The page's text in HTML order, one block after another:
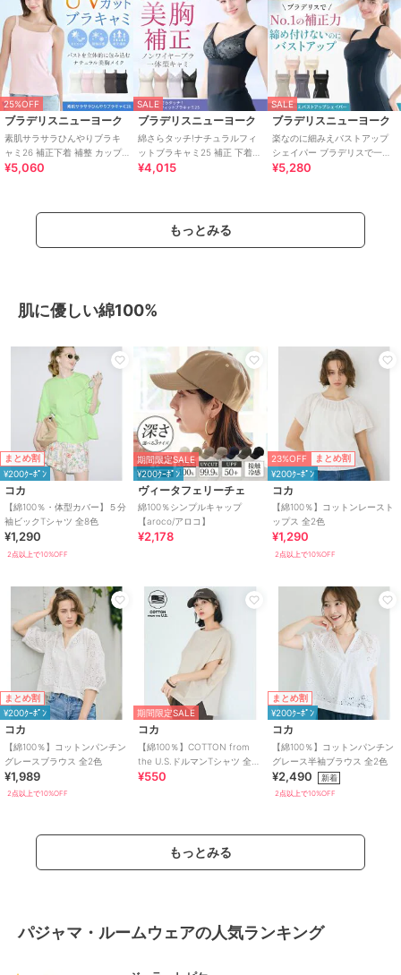
25%OFF
ブラデリスニューヨーク
素肌サラサラひんやりブラキ
ャミ26 補正下着 補整 カップ
付き ブラトップ
¥5,060
SALE
ブラデリスニューヨーク
綿さらタッチ!ナチュラルフィ
ットブラキャミ25 補正 下着
カップ付き ブラトップ ブラデ
¥4,015
SALE
ブラデリスニューヨーク
楽なのに細みえバストアップ
シェイパー ブラデリスで一番
の補整力 補正下着 カップ付き
¥5,280
もっとみる
肌に優しい綿100%
まとめ割
¥200ｸｰﾎﾟﾝ
コカ
【綿100％・体型カバー】５分
袖ビックTシャツ 全8色
¥1,290
2点以上で10%OFF
期間限定SALE
¥200ｸｰﾎﾟﾝ
ヴィータフェリーチェ
綿100％シンプルキャップ
【aroco/アロコ】
¥2,178
23%OFF まとめ割
¥200ｸｰﾎﾟﾝ
コカ
【綿100％】コットンレースト
ップス 全2色
¥1,290
2点以上で10%OFF
まとめ割
¥200ｸｰﾎﾟﾝ
コカ
【綿100％】コットンパンチン
グレースブラウス 全2色
¥1,989
2点以上で10%OFF
期間限定SALE
コカ
【綿100％】COTTON from
the U.S.ドルマンTシャツ 全3
色
¥550
まとめ割
¥200ｸｰﾎﾟﾝ
コカ
【綿100％】コットンパンチン
グレース半袖ブラウス 全2色
¥2,490 新着
2点以上で10%OFF
もっとみる
パジャマ・ルームウェアの人気ランキング